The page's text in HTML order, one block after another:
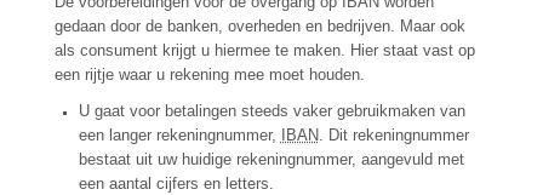
gedaan door de banken, overheden en bedrijven. Maar ook
als consument krijgt u hiermee te maken. Hier staat vast op
een rijtje waar u rekening mee moet houden.
U gaat voor betalingen steeds vaker gebruikmaken van
een langer rekeningnummer,
IBAN. Dit rekeningnummer
bestaat uit uw huidige rekeningnummer, aangevuld met
een aantal cijfers en letters.